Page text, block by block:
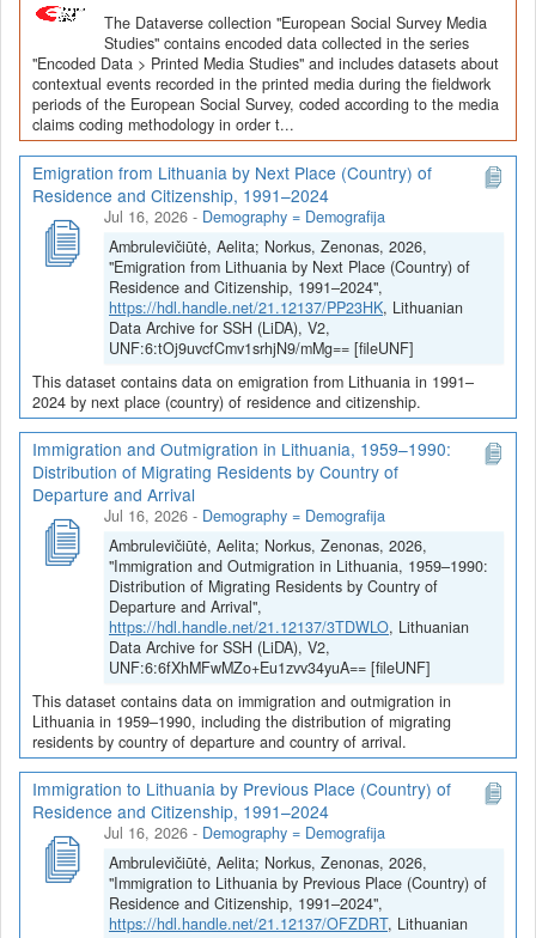
The Dataverse collection "European Social Survey Media
Studies" contains encoded data collected in the series
"Encoded Data > Printed Media Studies" and includes datasets about
contextual events recorded in the printed media during the fieldwork
periods of the European Social Survey, coded according to the media
claims coding methodology in order t...
Emigration from Lithuania by Next Place (Country) of
Residence and Citizenship, 1991–2024
Jul 16, 2026 - Demography = Demografija
Ambrulevičiūtė, Aelita; Norkus, Zenonas, 2026,
"Emigration from Lithuania by Next Place (Country) of
Residence and Citizenship, 1991–2024",
https://hdl.handle.net/21.12137/PP23HK, Lithuanian
Data Archive for SSH (LiDA), V2,
UNF:6:tOj9uvcfCmv1srhjN9/mMg== [fileUNF]
This dataset contains data on emigration from Lithuania in 1991–
2024 by next place (country) of residence and citizenship.
Immigration and Outmigration in Lithuania, 1959–1990:
Distribution of Migrating Residents by Country of
Departure and Arrival
Jul 16, 2026 - Demography = Demografija
Ambrulevičiūtė, Aelita; Norkus, Zenonas, 2026,
"Immigration and Outmigration in Lithuania, 1959–1990:
Distribution of Migrating Residents by Country of
Departure and Arrival",
https://hdl.handle.net/21.12137/3TDWLO, Lithuanian
Data Archive for SSH (LiDA), V2,
UNF:6:6fXhMFwMZo+Eu1zvv34yuA== [fileUNF]
This dataset contains data on immigration and outmigration in
Lithuania in 1959–1990, including the distribution of migrating
residents by country of departure and country of arrival.
Immigration to Lithuania by Previous Place (Country) of
Residence and Citizenship, 1991–2024
Jul 16, 2026 - Demography = Demografija
Ambrulevičiūtė, Aelita; Norkus, Zenonas, 2026,
"Immigration to Lithuania by Previous Place (Country) of
Residence and Citizenship, 1991–2024",
https://hdl.handle.net/21.12137/OFZDRT, Lithuanian